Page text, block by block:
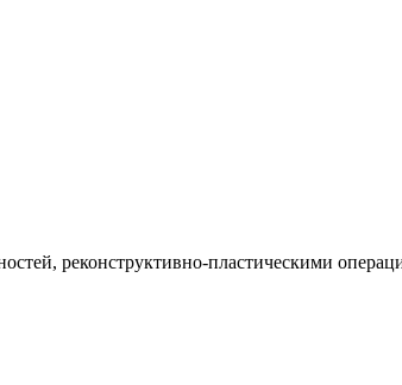
реконструктивно-пластическими